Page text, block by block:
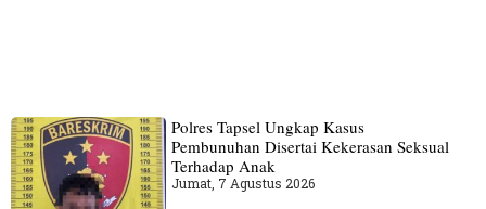
Polres Tapsel Ungkap Kasus
Pembunuhan Disertai Kekerasan Seksual
Terhadap Anak
Jumat, 7 Agustus 2026